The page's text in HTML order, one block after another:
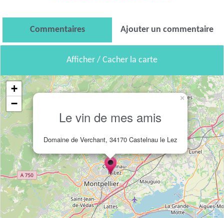
Commentaires Ajouter un commentaire
Afficher / Cacher la carte
Le vin de mes amis
Domaine de Verchant, 34170 Castelnau le Lez
×
+
−